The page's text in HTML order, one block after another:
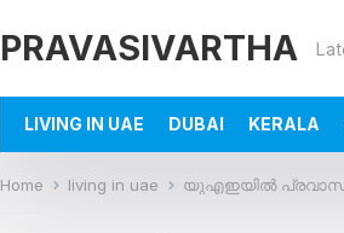
PRAVASIVARTHA
LIVING IN UAE DUBAI KERALA
Home living in uae യുഎഇയിൽ